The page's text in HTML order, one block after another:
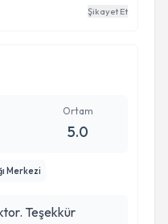
Şikayet Et
Ortam
5.0
Merkezi
Teşekkür